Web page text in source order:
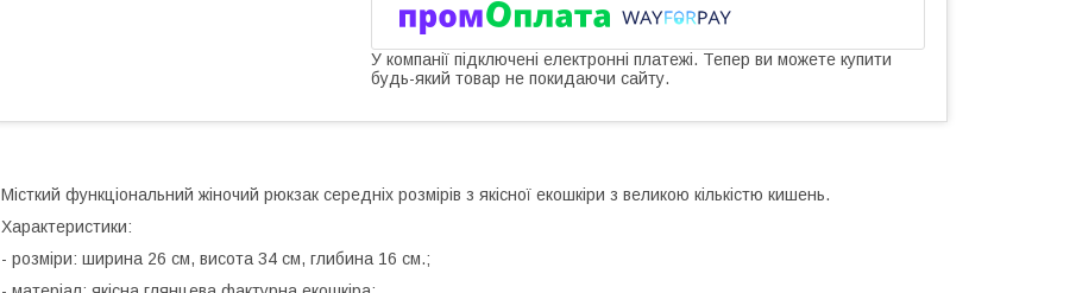
У компанії підключені електронні платежі. Тепер ви можете купити
будь-який товар не покидаючи сайту.
Місткий функціональний жіночий рюкзак середніх розмірів з якісної екошкіри з великою кількістю кишень.
Характеристики:
- розміри: ширина 26 см, висота 34 см, глибина 16 см.;